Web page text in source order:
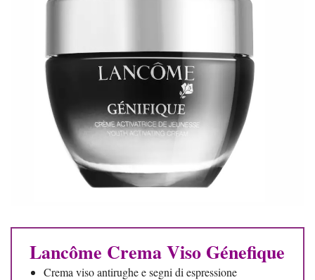
Lancôme Crema Viso Génefique
Crema viso antirughe e segni di espressione